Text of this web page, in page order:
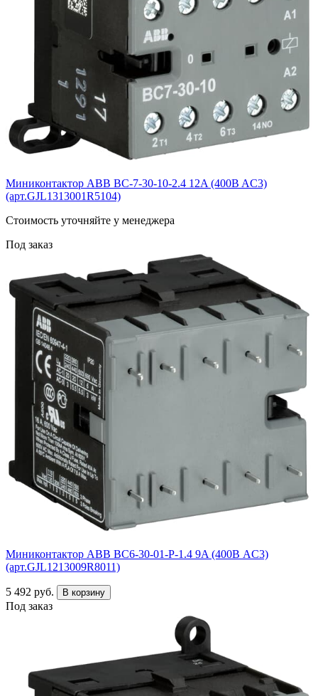
Миниконтактор ABB BС-7-30-10-2.4 12A (400B AC3)
(арт.GJL1313001R5104)
Cтоимость уточняйте у менеджера
Под заказ
Миниконтактор ABB ВC6-30-01-P-1.4 9A (400В AC3)
(арт.GJL1213009R8011)
5 492 руб. В корзину
Под заказ